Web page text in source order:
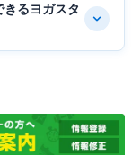
るヨガスタ